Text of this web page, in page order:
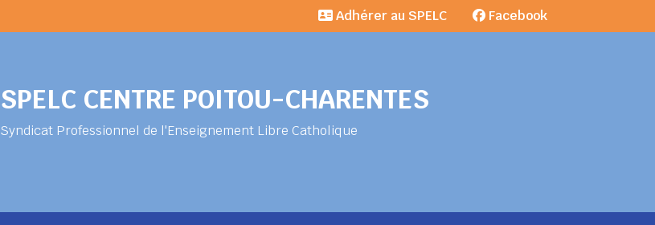
SPELC CENTRE POITOU-CHARENTES
Syndicat Professionnel de l'Enseignement Libre Catholique
Adhérer au SPELC Facebook